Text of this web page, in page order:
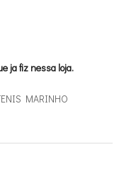
ja fiz nessa loja.
MARINHO